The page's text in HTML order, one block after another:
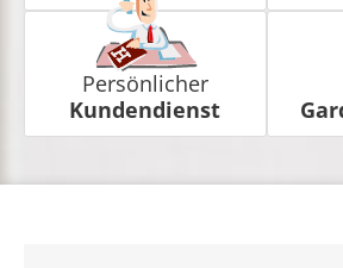
Persönlicher
Kundendienst